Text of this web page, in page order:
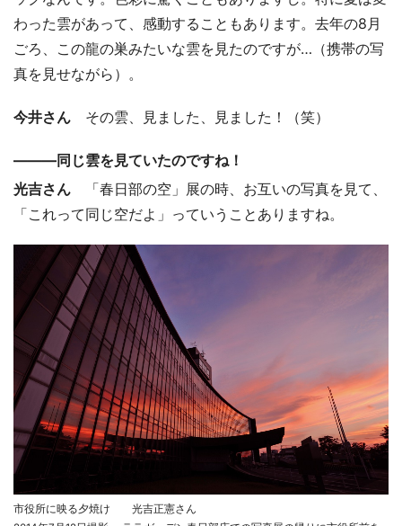
わった雲があって、感動することもあります。去年の8月
ごろ、この龍の巣みたいな雲を見たのですが…（携帯の写
真を見せながら）。
今井さん その雲、見ました、見ました！（笑）
―――同じ雲を見ていたのですね！
光吉さん 「春日部の空」展の時、お互いの写真を見て、
「これって同じ空だよ」っていうことありますね。
市役所に映る夕焼け 光吉正憲さん